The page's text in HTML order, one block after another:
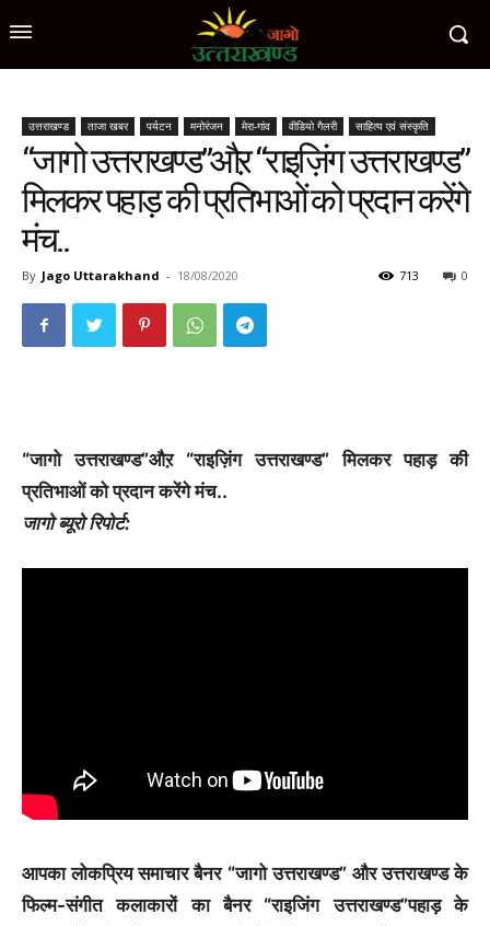
उत्तराखण्ड ताजा खबर पर्यटन मनोरंजन मेरा-गांव वीडियो गैलरी साहित्य एवं संस्कृति
“जागो उत्तराखण्ड”औऱ “राइज़िंग उत्तराखण्ड”
मिलकर पहाड़ की प्रतिभाओं को प्रदान करेंगे
मंच..
By Jago Uttarakhand - 18/08/2020 0
713
“जागो उत्तराखण्ड”औऱ “राइज़िंग उत्तराखण्ड” मिलकर पहाड़ की
प्रतिभाओं को प्रदान करेंगे मंच..
जागो ब्यूरो रिपोर्ट:
आपका लोकप्रिय समाचार बैनर “जागो उत्तराखण्ड” और उत्तराखण्ड के
फिल्म-संगीत कलाकारों का बैनर “राइजिंग उत्तराखण्ड”पहाड़ के